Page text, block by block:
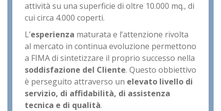
attività su una superficie di oltre 10.000 mq., di
cui circa 4.000 coperti.
L’esperienza maturata e l’attenzione rivolta
al mercato in continua evoluzione permettono
a FIMA di sintetizzare il proprio successo nella
soddisfazione del Cliente. Questo obbiettivo
è perseguito attraverso un elevato livello di
servizio, di affidabilità, di assistenza
tecnica e di qualità.